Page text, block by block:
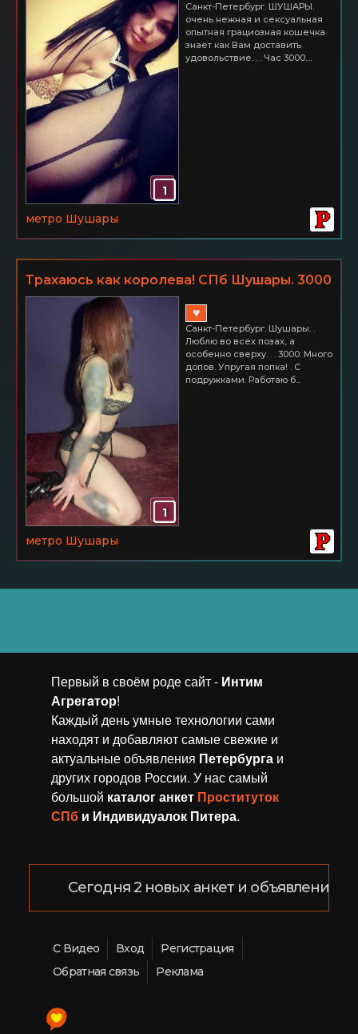
1
Санкт-Петербург. ШУШАРЫ.
очень нежная и сексуальная
опытная грациозная кошечка
знает как Вам доставить
удовольствие. . . Час 3000....
метро Шушары
Трахаюсь как королева! СПб Шушары. 3000
1
♥
Санкт-Петербург. Шушары. .
Люблю во всех позах, а
особенно сверху. . . 3000. Много
допов. Упругая попка! . С
подружками. Работаю б...
метро Шушары
Первый в своём роде сайт - Интим
Агрегaтор!
Каждый день умные технологии сами
находят и добавляют самые свежие и
актуальные объявления Петербурга и
других городов России. У нас самый
большой каталог анкет Проституток
СПб и Индивидуалок Питера.
Сегодня 2 новых анкет и объявлений!
С Видео Вход
Регистрация
Обратная связь
Реклама